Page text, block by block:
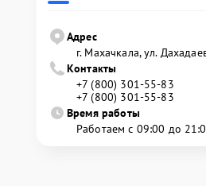
Адрес
г. Махачкала, ул.
Контакты
+7 (800) 301-55-83
+7 (800) 301-55-83
Время работы
Работаем с 09:00 до